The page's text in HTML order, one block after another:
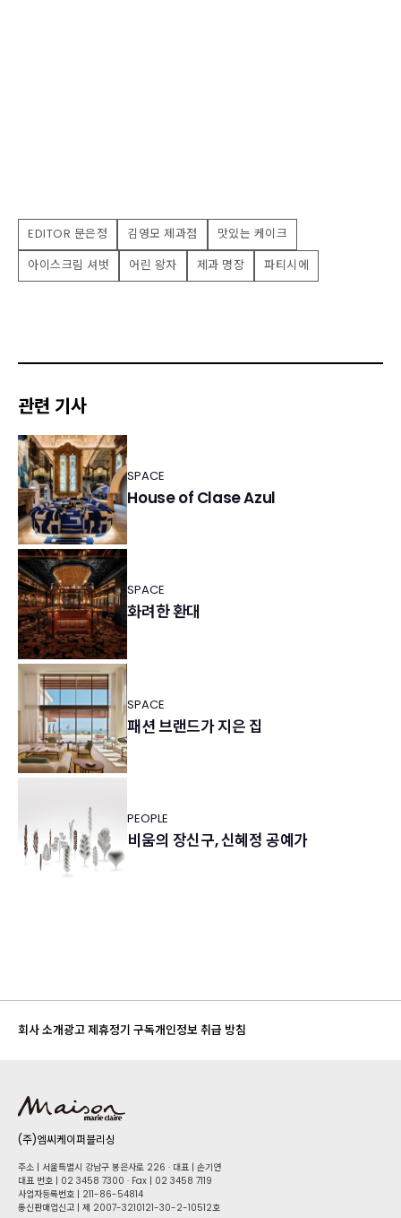
EDITOR 문은정 김영모 제과점
맛있는 케이크
아이스크림 셔벗
어린 왕자 제과 명장 파티시에
관련 기사
SPACE
House of Clase Azul
SPACE
화려한 환대
SPACE
패션 브랜드가 지은 집
PEOPLE
비움의 장신구, 신혜정 공예가
회사 소개광고 제휴정기 구독개인정보 취급 방침
(주)엠씨케이퍼블리싱
주소 | 서울특별시 강남구 봉은사로 226 · 대표 | 손기연
대표 번호 | 02 34​58 7300 · Fax | 02 34​58 7119
사업자등록번호 | 211-86-5​4814
통신판매업신고 | 제 2007-3210121-30-2-10512호